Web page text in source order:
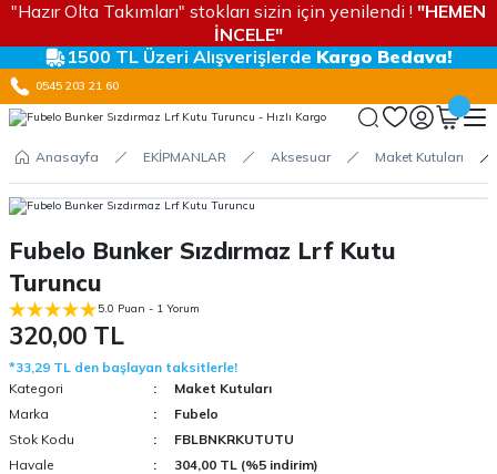
"Hazır Olta Takımları" stokları sizin için yenilendi ! "HEMEN
İNCELE"
1500 TL Üzeri Alışverişlerde Kargo Bedava!
0545 203 21 60
Anasayfa EKİPMANLAR Aksesuar Maket Kutuları
Fubelo Bunker Sızdırmaz Lrf Kutu
Turuncu
5.0 Puan - 1 Yorum
320,00 TL
*33,29 TL den başlayan taksitlerle!
Kategori
Maket Kutuları
Marka
Fubelo
Stok Kodu
FBLBNKRKUTUTU
Havale
304,00 TL (%5 indirim)